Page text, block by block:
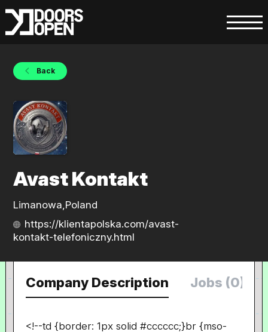
Back
Avast Kontakt
Limanowa,Poland
https://klientapolska.com/avast-
kontakt-telefoniczny.html
Company Description Jobs (0)
<!--td {border: 1px solid #cccccc;}br {mso-